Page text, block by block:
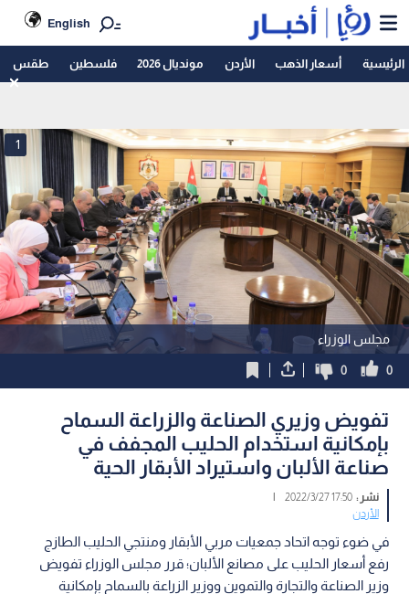
English
الرئيسية أسعار الذهب الأردن مونديال 2026 فلسطين طقس
مجلس الوزراء
1
0
0
تفويض وزيري الصناعة والزراعة السماح
بإمكانية استخدام الحليب المجفف في
صناعة الألبان واستيراد الأبقار الحية
نشر :17:50 2022/3/27
|
الأردن
في ضوء توجه اتحاد جمعيات مربي الأبقار ومنتجي الحليب الطازج
رفع أسعار الحليب على مصانع الألبان؛ قرر مجلس الوزراء تفويض
وزير الصناعة والتجارة والتموين ووزير الزراعة بالسماح بإمكانية